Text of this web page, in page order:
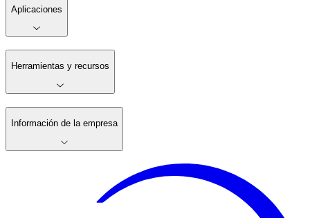
Aplicaciones
Herramientas y recursos
Información de la empresa